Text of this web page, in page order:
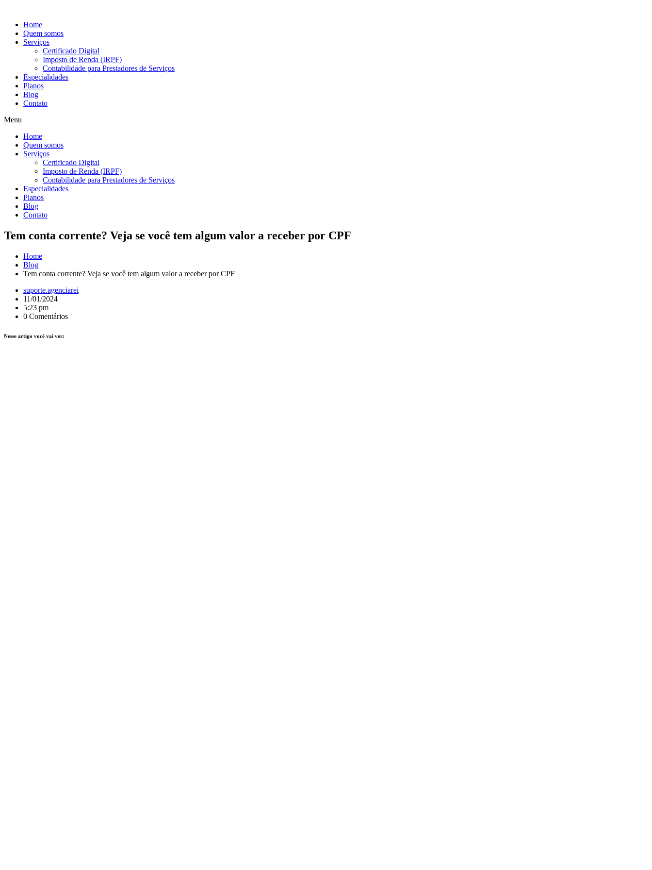
conteúdo
Home
Quem somos
Serviços
Certificado Digital
Imposto de Renda (IRPF)
Contabilidade para Prestadores de Serviços
Especialidades
Planos
Blog
Contato
Menu
Home
Quem somos
Serviços
Certificado Digital
Imposto de Renda (IRPF)
Contabilidade para Prestadores de Serviços
Especialidades
Planos
Blog
Contato
Tem conta corrente? Veja se você tem algum valor a receber por CPF
Home
Blog
Tem conta corrente? Veja se você tem algum valor a receber por CPF
suporte.agenciarei
11/01/2024
5:23 pm
0 Comentários
Nesse artigo você vai ver: